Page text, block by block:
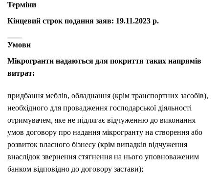
Терміни
Кінцевий строк подання заяв: 19.11.2023 р.
Умови
Мікрогранти надаються для покриття таких напрямів
витрат:
придбання меблів, обладнання (крім транспортних засобів),
необхідного для провадження господарської діяльності
отримувачем, яке не підлягає відчуженню до виконання
умов договору про надання мікрогранту на створення або
розвиток власного бізнесу (крім випадків відчуження
внаслідок звернення стягнення на нього уповноваженим
банком відповідно до договору застави);